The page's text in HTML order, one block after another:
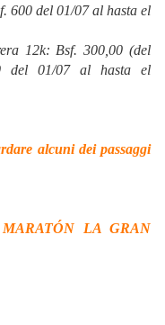
600 del 01/07 al hasta el
12k: Bsf. 300,00 (del
del 01/07 al hasta el
alcuni dei passaggi
LA GRAN